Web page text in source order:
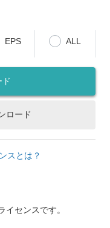
EPS ALL
ド
ロード
スとは？
センスです。